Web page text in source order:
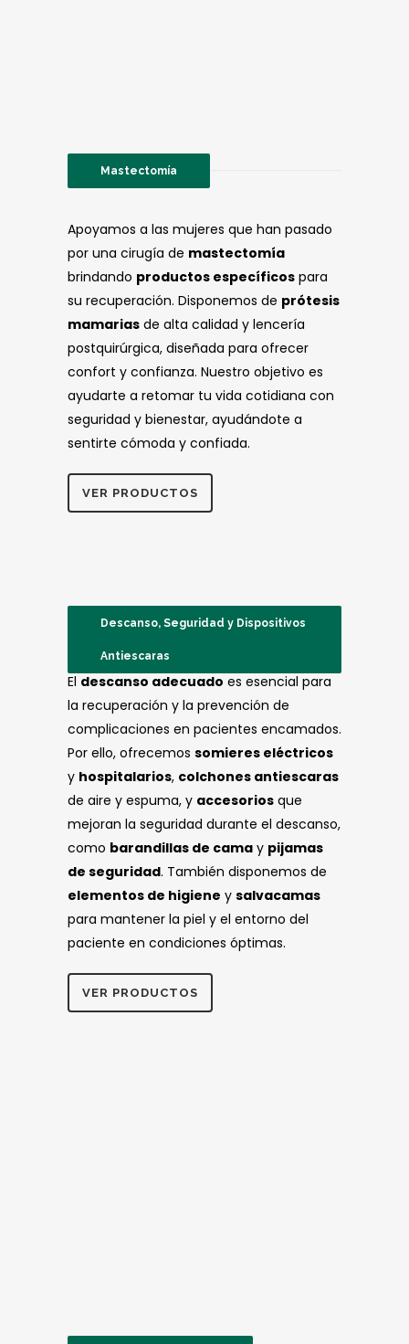
Mastectomía
Apoyamos a las mujeres que han pasado
por una cirugía de mastectomía
brindando productos específicos para
su recuperación. Disponemos de prótesis
mamarias de alta calidad y lencería
postquirúrgica, diseñada para ofrecer
confort y confianza. Nuestro objetivo es
ayudarte a retomar tu vida cotidiana con
seguridad y bienestar, ayudándote a
sentirte cómoda y confiada.
VER PRODUCTOS
Descanso, Seguridad y Dispositivos
Antiescaras
El descanso adecuado es esencial para
la recuperación y la prevención de
complicaciones en pacientes encamados.
Por ello, ofrecemos somieres eléctricos
y hospitalarios, colchones antiescaras
de aire y espuma, y accesorios que
mejoran la seguridad durante el descanso,
como barandillas de cama y pijamas
de seguridad. También disponemos de
elementos de higiene y salvacamas
para mantener la piel y el entorno del
paciente en condiciones óptimas.
VER PRODUCTOS